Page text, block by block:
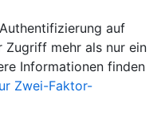
auf
Zugriff mehr als nur ein
Informationen finden
Zwei-Faktor-